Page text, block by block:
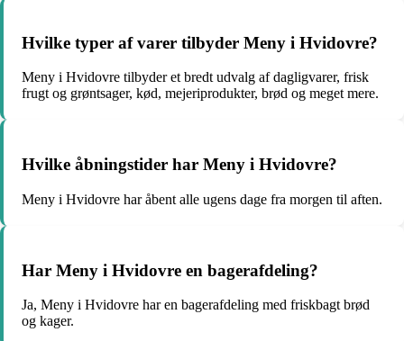
Hvilke typer af varer tilbyder Meny i Hvidovre?
Meny i Hvidovre tilbyder et bredt udvalg af dagligvarer, frisk
frugt og grøntsager, kød, mejeriprodukter, brød og meget mere.
Hvilke åbningstider har Meny i Hvidovre?
Meny i Hvidovre har åbent alle ugens dage fra morgen til aften.
Har Meny i Hvidovre en bagerafdeling?
Ja, Meny i Hvidovre har en bagerafdeling med friskbagt brød
og kager.